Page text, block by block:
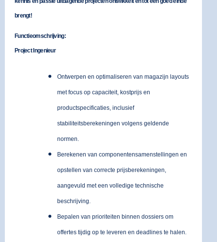
brengt!
Functieomschrijving:
Project Ingenieur
Ontwerpen en optimaliseren van magazijn layouts
met focus op capaciteit, kostprijs en
productspecificaties, inclusief
stabiliteitsberekeningen volgens geldende
normen.
Berekenen van componentensamenstellingen en
opstellen van correcte prijsberekeningen,
aangevuld met een volledige technische
beschrijving.
Bepalen van prioriteiten binnen dossiers om
offertes tijdig op te leveren en deadlines te halen.